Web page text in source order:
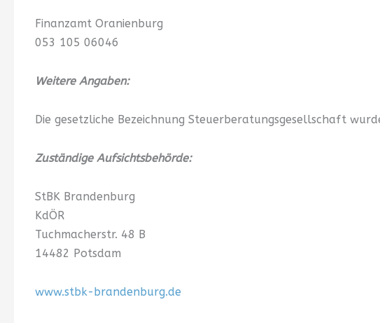
Finanzamt Oranienburg
053 105 06046
Weitere Angaben:
Die gesetzliche Bezeichnung Steuerberatungsgesellschaft
Zuständige Aufsichtsbehörde:
StBK Brandenburg
KdÖR
Tuchmacherstr. 48 B
14482 Potsdam
www.stbk-brandenburg.de